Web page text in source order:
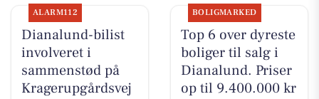
ALARM112
Dianalund-bilist
involveret i
sammenstød på
Kragerupgårdsvej
BOLIGMARKED
Top 6 over dyreste
boliger til salg i
Dianalund. Priser
op til 9.400.000 kr